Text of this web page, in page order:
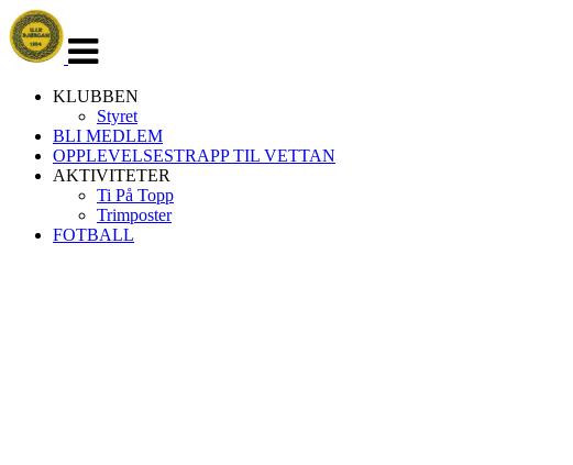
navigasjon
KLUBBEN
Styret
BLI MEDLEM
OPPLEVELSESTRAPP TIL VETTAN
AKTIVITETER
Ti På Topp
Trimposter
FOTBALL